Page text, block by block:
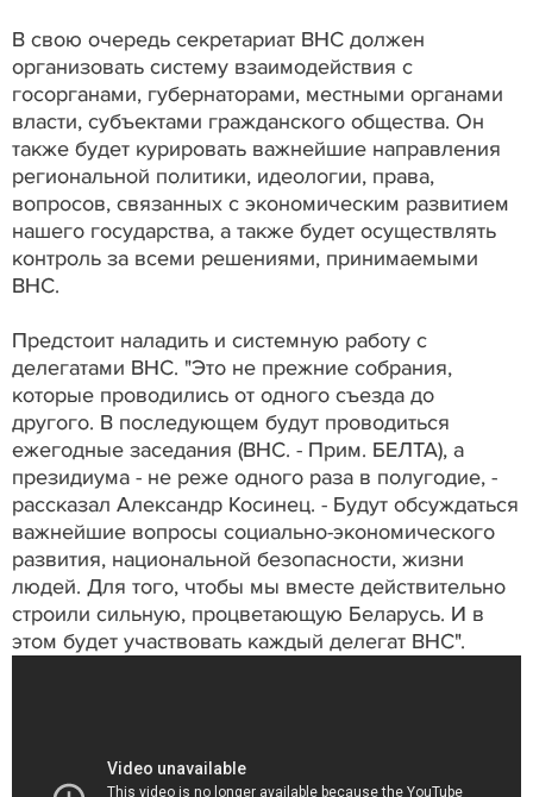
В свою очередь секретариат ВНС должен
организовать систему взаимодействия с
госорганами, губернаторами, местными органами
власти, субъектами гражданского общества. Он
также будет курировать важнейшие направления
региональной политики, идеологии, права,
вопросов, связанных с экономическим развитием
нашего государства, а также будет осуществлять
контроль за всеми решениями, принимаемыми
ВНС.
Предстоит наладить и системную работу с
делегатами ВНС. "Это не прежние собрания,
которые проводились от одного съезда до
другого. В последующем будут проводиться
ежегодные заседания (ВНС. - Прим. БЕЛТА), а
президиума - не реже одного раза в полугодие, -
рассказал Александр Косинец. - Будут обсуждаться
важнейшие вопросы социально-экономического
развития, национальной безопасности, жизни
людей. Для того, чтобы мы вместе действительно
строили сильную, процветающую Беларусь. И в
этом будет участвовать каждый делегат ВНС".